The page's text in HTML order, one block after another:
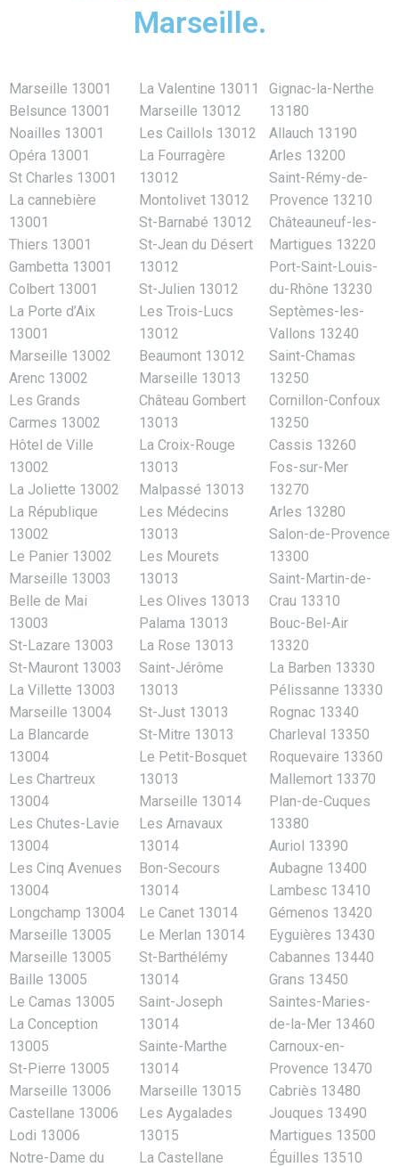
Marseille.
Marseille 13001
Belsunce 13001
Noailles 13001
Opéra 13001
St Charles 13001
La cannebière
13001
Thiers 13001
Gambetta 13001
Colbert 13001
La Porte d’Aix
13001
Marseille 13002
Arenc 13002
Les Grands
Carmes 13002
Hôtel de Ville
13002
La Joliette 13002
La République
13002
Le Panier 13002
Marseille 13003
Belle de Mai
13003
St-Lazare 13003
St-Mauront 13003
La Villette 13003
Marseille 13004
La Blancarde
13004
Les Chartreux
13004
Les Chutes-Lavie
13004
Les Cinq Avenues
13004
Longchamp 13004
Marseille 13005
Marseille 13005
Baille 13005
Le Camas 13005
La Conception
13005
St-Pierre 13005
Marseille 13006
Castellane 13006
Lodi 13006
Notre-Dame du
La Valentine 13011
Marseille 13012
Les Caillols 13012
La Fourragère
13012
Montolivet 13012
St-Barnabé 13012
St-Jean du Désert
13012
St-Julien 13012
Les Trois-Lucs
13012
Beaumont 13012
Marseille 13013
Château Gombert
13013
La Croix-Rouge
13013
Malpassé 13013
Les Médecins
13013
Les Mourets
13013
Les Olives 13013
Palama 13013
La Rose 13013
Saint-Jérôme
13013
St-Just 13013
St-Mitre 13013
Le Petit-Bosquet
13013
Marseille 13014
Les Arnavaux
13014
Bon-Secours
13014
Le Canet 13014
Le Merlan 13014
St-Barthélémy
13014
Saint-Joseph
13014
Sainte-Marthe
13014
Marseille 13015
Les Aygalades
13015
La Castellane
Gignac-la-Nerthe
13180
Allauch 13190
Arles 13200
Saint-Rémy-de-
Provence 13210
Châteauneuf-les-
Martigues 13220
Port-Saint-Louis-
du-Rhône 13230
Septèmes-les-
Vallons 13240
Saint-Chamas
13250
Cornillon-Confoux
13250
Cassis 13260
Fos-sur-Mer
13270
Arles 13280
Salon-de-Provence
13300
Saint-Martin-de-
Crau 13310
Bouc-Bel-Air
13320
La Barben 13330
Pélissanne 13330
Rognac 13340
Charleval 13350
Roquevaire 13360
Mallemort 13370
Plan-de-Cuques
13380
Auriol 13390
Aubagne 13400
Lambesc 13410
Gémenos 13420
Eyguières 13430
Cabannes 13440
Grans 13450
Saintes-Maries-
de-la-Mer 13460
Carnoux-en-
Provence 13470
Cabriès 13480
Jouques 13490
Martigues 13500
Éguilles 13510